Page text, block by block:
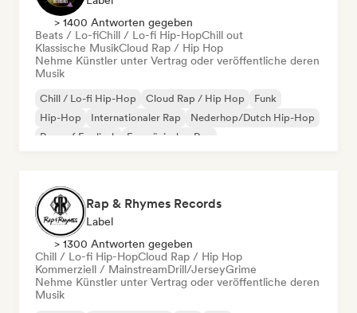
> 1400 Antworten gegeben
Beats / Lo-fiChill / Lo-fi Hip-HopChill out
Klassische MusikCloud Rap / Hip Hop
Nehme Künstler unter Vertrag oder veröffentliche deren
Musik
Chill / Lo-fi Hip-Hop Cloud Rap / Hip Hop
Funk
Hip-Hop
Internationaler Rap
Nederhop/Dutch Hip-Hop
Rap auf Englisch
Französischer Rap
Rap & Rhymes Records
Label
> 1300 Antworten gegeben
Chill / Lo-fi Hip-HopCloud Rap / Hip Hop
Kommerziell / MainstreamDrill/JerseyGrime
Nehme Künstler unter Vertrag oder veröffentliche deren
Musik